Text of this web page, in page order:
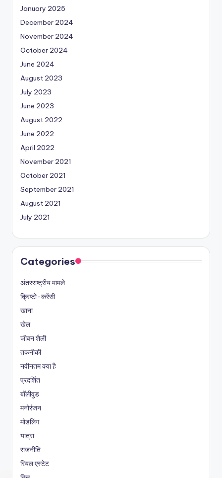
January 2025
December 2024
November 2024
October 2024
June 2024
August 2023
July 2023
June 2023
August 2022
June 2022
April 2022
November 2021
October 2021
September 2021
August 2021
July 2021
Categories
अंतरराष्ट्रीय मामले
क्रिप्टो-करेंसी
खाना
खेल
जीवन शैली
तकनीकी
नवीनतम क्या है
प्रदर्शित
बॉलीवुड
मनोरंजन
मोडलिंग
यात्रा
राजनीति
रियल एस्टेट